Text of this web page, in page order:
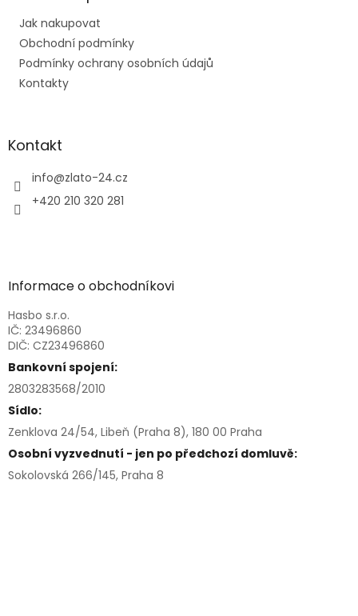
Jak nakupovat
Obchodní podmínky
Podmínky ochrany osobních údajů
Kontakty
Kontakt
info@zlato-24.cz
+420 210 320 281
Informace o obchodníkovi
Hasbo s.r.o.
IČ: 23496860
DIČ: CZ23496860
Bankovní spojení:
2803283568/2010
Sídlo:
Zenklova 24/54, Libeň (Praha 8), 180 00 Praha
Osobní vyzvednutí - jen po předchozí domluvě:
Sokolovská 266/145, Praha 8